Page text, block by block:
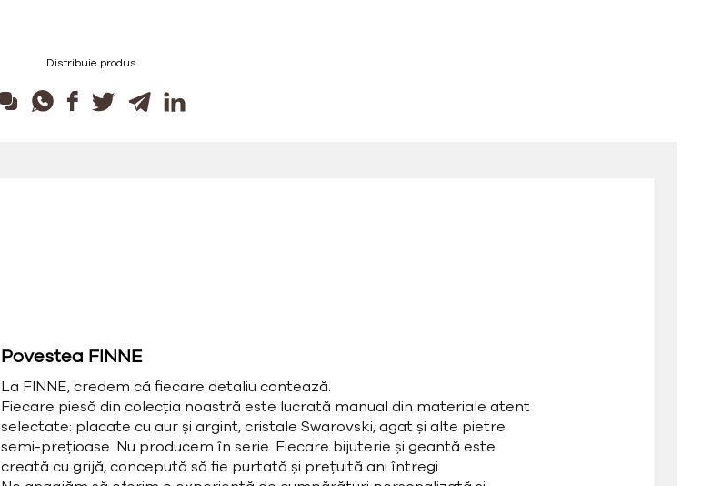
Distribuie produs
Povestea FINNE
La FINNE, credem că fiecare detaliu contează.
Fiecare piesă din colecția noastră este lucrată manual din materiale atent
selectate: placate cu aur și argint, cristale Swarovski, agat și alte pietre
semi-prețioase. Nu producem în serie. Fiecare bijuterie și geantă este
creată cu grijă, concepută să fie purtată și prețuită ani întregi.